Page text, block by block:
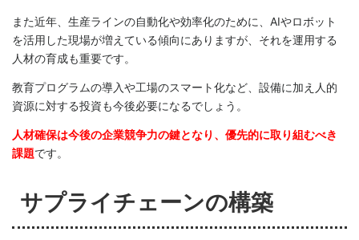
また近年、生産ラインの自動化や効率化のために、AIやロボット
を活用した現場が増えている傾向にありますが、それを運用する
人材の育成も重要です。
教育プログラムの導入や工場のスマート化など、設備に加え人的
資源に対する投資も今後必要になるでしょう。
人材確保は今後の企業競争力の鍵となり、優先的に取り組むべき
課題です。
サプライチェーンの構築